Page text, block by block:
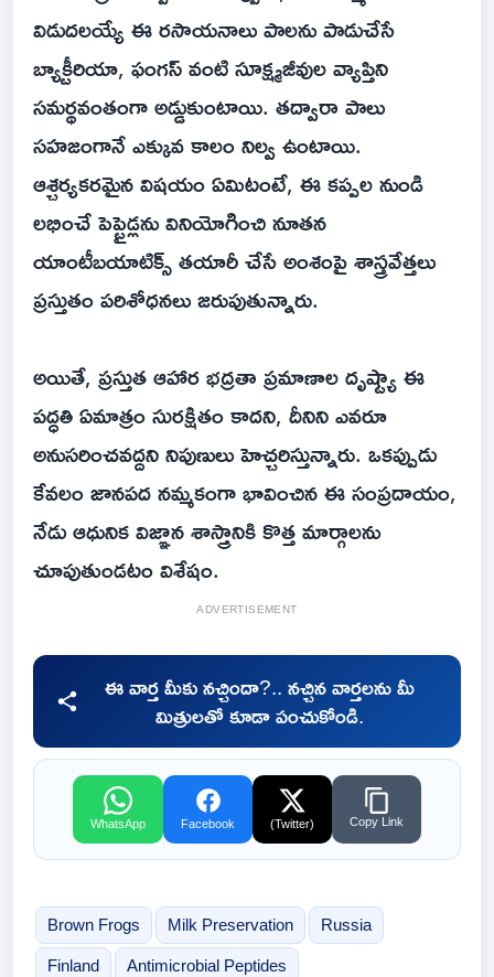
విడుదలయ్యే ఈ రసాయనాలు పాలను పాడుచేసే
బ్యాక్టీరియా, ఫంగస్ వంటి సూక్ష్మజీవుల వ్యాప్తిని
సమర్థవంతంగా అడ్డుకుంటాయి. తద్వారా పాలు
సహజంగానే ఎక్కువ కాలం నిల్వ ఉంటాయి.
ఆశ్చర్యకరమైన విషయం ఏమిటంటే, ఈ కప్పల నుండి
లభించే పెప్టైడ్లను వినియోగించి నూతన
యాంటీబయాటిక్స్ తయారీ చేసే అంశంపై శాస్త్రవేత్తలు
ప్రస్తుతం పరిశోధనలు జరుపుతున్నారు.
అయితే, ప్రస్తుత ఆహార భద్రతా ప్రమాణాల దృష్ట్యా ఈ
పద్ధతి ఏమాత్రం సురక్షితం కాదని, దీనిని ఎవరూ
అనుసరించవద్దని నిపుణులు హెచ్చరిస్తున్నారు. ఒకప్పుడు
కేవలం జానపద నమ్మకంగా భావించిన ఈ సంప్రదాయం,
నేడు ఆధునిక విజ్ఞాన శాస్త్రానికి కొత్త మార్గాలను
చూపుతుండటం విశేషం.
ADVERTISEMENT
ఈ వార్త మీకు నచ్చిందా?.. నచ్చిన వార్తలను మీ
మిత్రులతో కూడా పంచుకోండి.
WhatsApp Facebook (Twitter) Copy Link
Brown Frogs Milk Preservation Russia
Finland Antimicrobial Peptides